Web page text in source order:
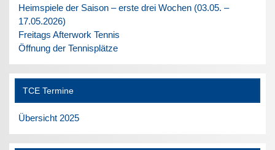
Heimspiele der Saison – erste drei Wochen (03.05. –
17.05.2026)
Freitags Afterwork Tennis
Öffnung der Tennisplätze
TCE Termine
Übersicht 2025